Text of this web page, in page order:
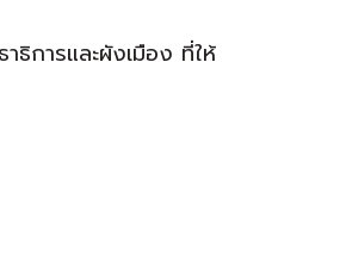
การและผังเมือง ที่ให้